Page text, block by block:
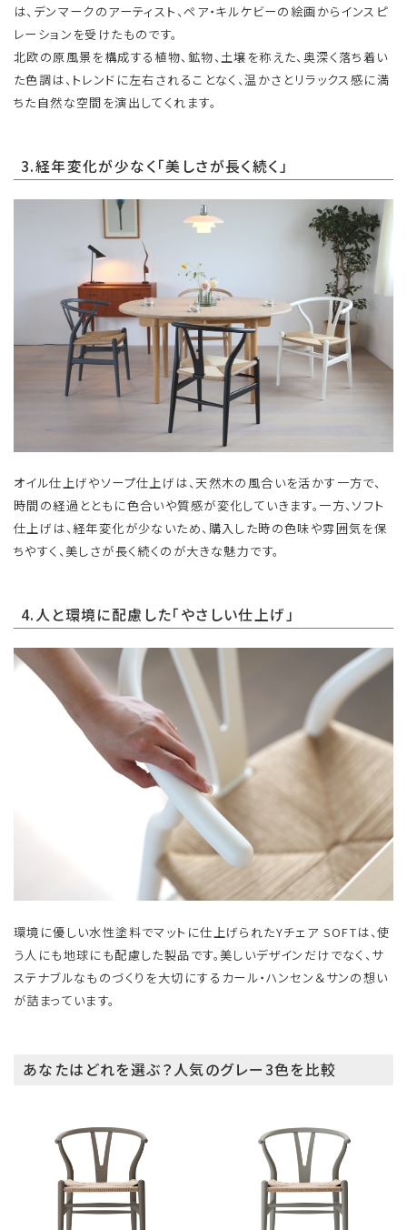
は、デンマークのアーティスト、ペア・キルケビーの絵画からインスピ
レーションを受けたものです。
北欧の原風景を構成する植物、鉱物、土壌を称えた、奥深く落ち着い
た色調は、トレンドに左右されることなく、温かさとリラックス感に満
ちた自然な空間を演出してくれます。
3.経年変化が少なく「美しさが長く続く」
オイル仕上げやソープ仕上げは、天然木の風合いを活かす一方で、
時間の経過とともに色合いや質感が変化していきます。一方、ソフト
仕上げは、経年変化が少ないため、購入した時の色味や雰囲気を保
ちやすく、美しさが長く続くのが大きな魅力です。
4.人と環境に配慮した「やさしい仕上げ」
環境に優しい水性塗料でマットに仕上げられたYチェア SOFTは、使
う人にも地球にも配慮した製品です。美しいデザインだけでなく、サ
ステナブルなものづくりを大切にするカール・ハンセン＆サンの想い
が詰まっています。
あなたはどれを選ぶ？人気のグレー3色を比較